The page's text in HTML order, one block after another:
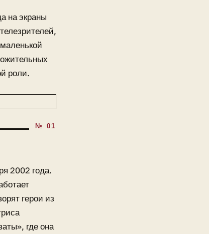
на экраны
роли.
2002 года.
герои из
где она